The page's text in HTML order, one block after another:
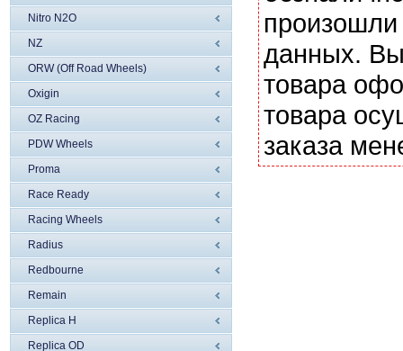
Nitro N2O
NZ
ORW (Off Road Wheels)
Oxigin
OZ Racing
PDW Wheels
Proma
Race Ready
Racing Wheels
Radius
Redbourne
Remain
Replica H
Replica OD
данных. Вы
товара
товара
заказа